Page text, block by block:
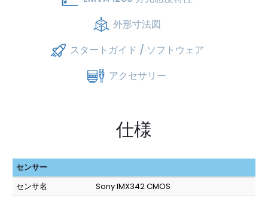
外形寸法図
スタートガイド / ソフトウェア
アクセサリー
仕様
センサー
センサ名
Sony IMX342 CMOS